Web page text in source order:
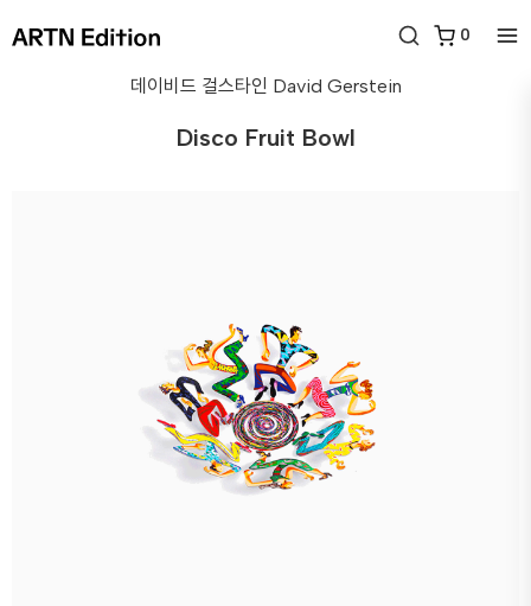
0
데이비드 걸스타인 David Gerstein
Disco Fruit Bowl